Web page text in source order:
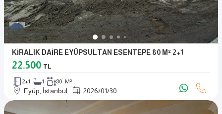
KİRALIK DAİRE EYÜPSULTAN ESENTEPE 80 M² 2+1
22.500 TL
2+1 1 80 M²
Eyüp, İstanbul 2026/01/30